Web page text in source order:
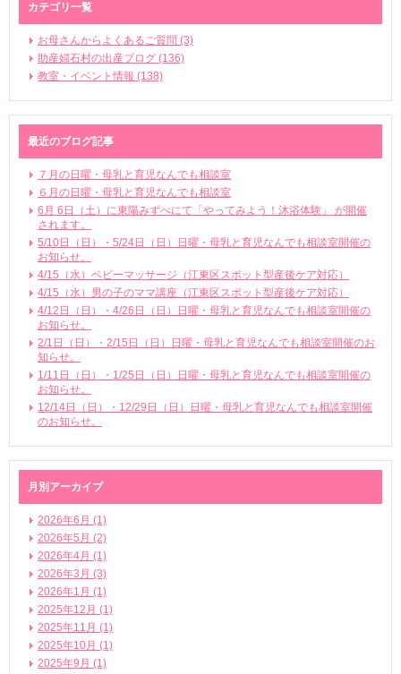
カテゴリ一覧
お母さんからよくあるご質問 (3)
助産婦石村の出産ブログ (136)
教室・イベント情報 (138)
最近のブログ記事
７月の日曜・母乳と育児なんでも相談室
６月の日曜・母乳と育児なんでも相談室
6月 6日（土）に東陽みずべにて「やってみよう！沐浴体験」 が開催
されます。
5/10日（日）・5/24日（日）日曜・母乳と育児なんでも相談室開催の
お知らせ。
4/15（水）ベビーマッサージ（江東区スポット型産後ケア対応）
4/15（水）男の子のママ講座（江東区スポット型産後ケア対応）
4/12日（日）・4/26日（日）日曜・母乳と育児なんでも相談室開催の
お知らせ。
2/1日（日）・2/15日（日）日曜・母乳と育児なんでも相談室開催のお
知らせ。
1/11日（日）・1/25日（日）日曜・母乳と育児なんでも相談室開催の
お知らせ。
12/14日（日）・12/29日（日）日曜・母乳と育児なんでも相談室開催
のお知らせ。
月別アーカイブ
2026年6月 (1)
2026年5月 (2)
2026年4月 (1)
2026年3月 (3)
2026年1月 (1)
2025年12月 (1)
2025年11月 (1)
2025年10月 (1)
2025年9月 (1)